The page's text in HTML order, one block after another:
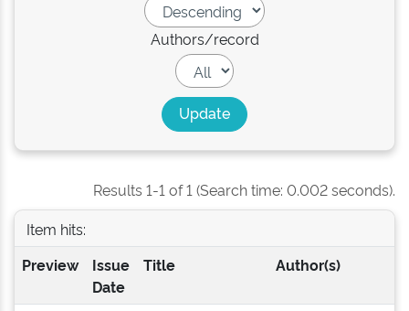
Authors/record
Results 1-1 of 1 (Search time: 0.002 seconds).
Item hits:
Preview
Issue
Date
Title Author(s)